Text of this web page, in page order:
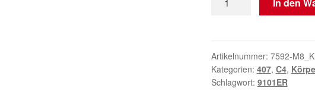
Citroën
9101ER
Menge
Artikelnummer: 7592-
Kategorien: 407, C4,
Schlagwort: 9101ER